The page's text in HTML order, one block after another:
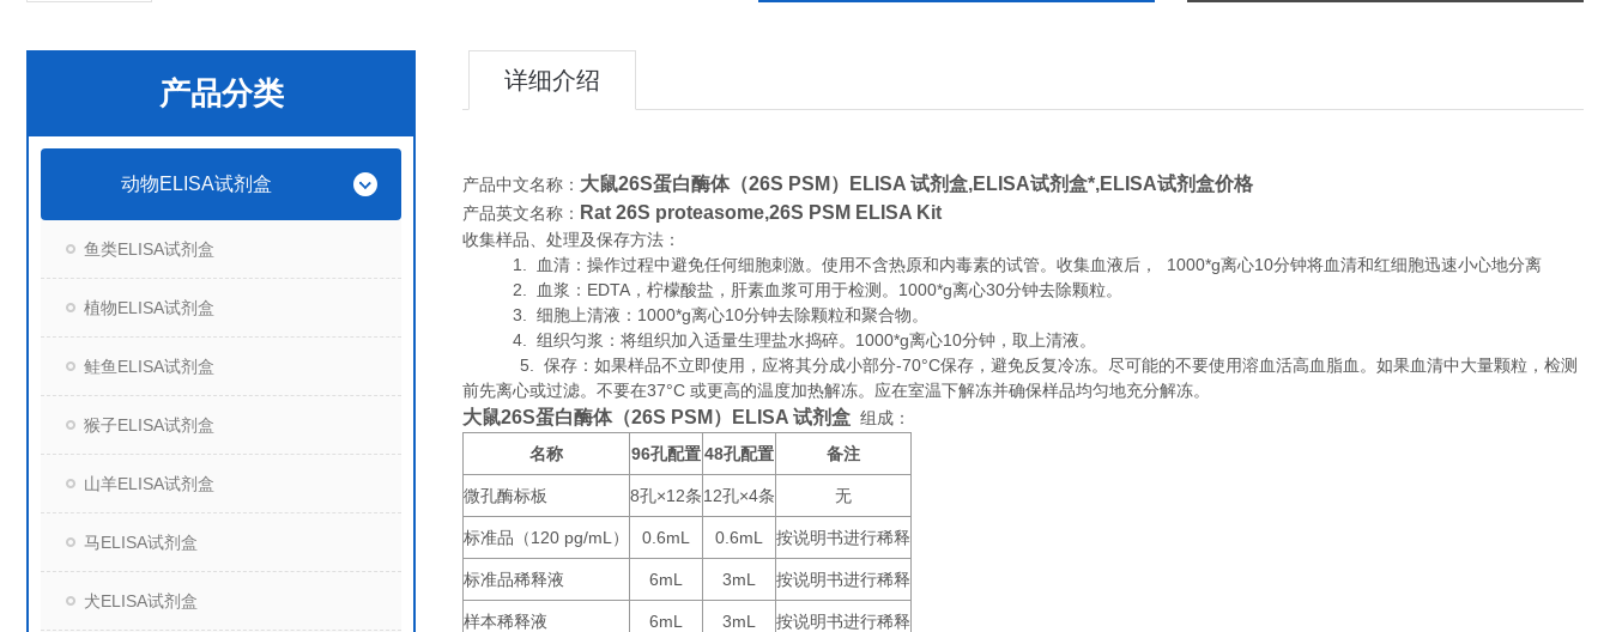
产品分类
动物ELISA试剂盒
鱼类ELISA试剂盒
植物ELISA试剂盒
鲑鱼ELISA试剂盒
猴子ELISA试剂盒
山羊ELISA试剂盒
马ELISA试剂盒
犬ELISA试剂盒
详细介绍
产品中文名称： 大鼠26S蛋白酶体（26S PSM）ELISA 试剂盒,ELISA试剂盒*,ELISA试剂盒价格
产品英文名称： Rat 26S proteasome,26S PSM ELISA Kit
收集样品、处理及保存方法：
1. 血清：操作过程中避免任何细胞刺激。使用不含热原和内毒素的试管。收集血液后， 1000*g离心10分钟将血清和红细胞迅速小心地分离
2. 血浆：EDTA，柠檬酸盐，肝素血浆可用于检测。1000*g离心30分钟去除颗粒。
3. 细胞上清液：1000*g离心10分钟去除颗粒和聚合物。
4. 组织匀浆：将组织加入适量生理盐水捣碎。1000*g离心10分钟，取上清液。
5. 保存：如果样品不立即使用，应将其分成小部分-70°C保存，避免反复冷冻。尽可能的不要使用溶血活高血脂血。如果血清中大量颗粒，检测
前先离心或过滤。不要在37°C 或更高的温度加热解冻。应在室温下解冻并确保样品均匀地充分解冻。
大鼠26S蛋白酶体（26S PSM）ELISA 试剂盒 组成：
名称
96孔配置 48孔配置 备注
微孔酶标板 8孔×12条 12孔×4条 无
标准品（120 pg/mL ） 0.6mL 0.6mL 按说明书进行稀释
标准品稀释液 6mL 3mL 按说明书进行稀释
样本稀释液 6mL 3mL 按说明书进行稀释